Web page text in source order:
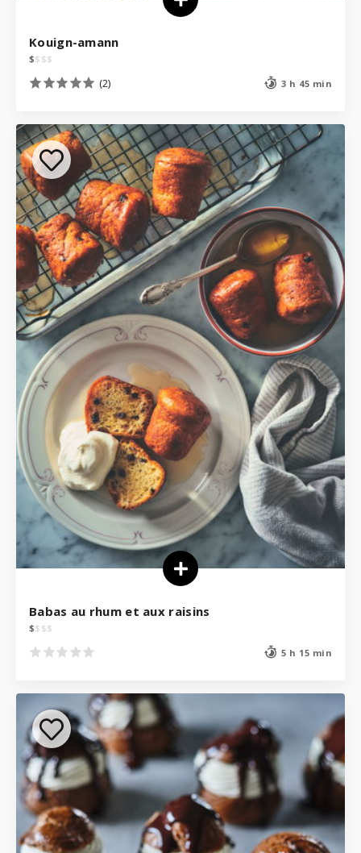
Kouign-amann
$$ $$
(2) 3 h 45 min
Babas au rhum et aux raisins
$$ $$
5 h 15 min